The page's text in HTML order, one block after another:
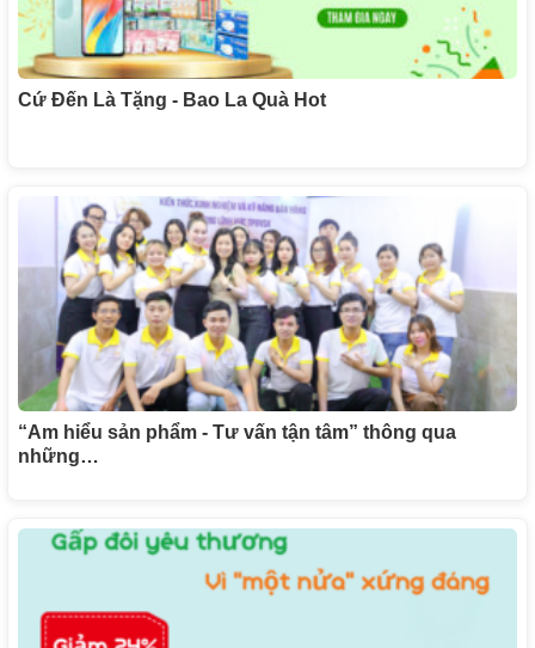
Cứ Đến Là Tặng - Bao La Quà Hot
“Am hiểu sản phẩm - Tư vấn tận tâm” thông qua
những…